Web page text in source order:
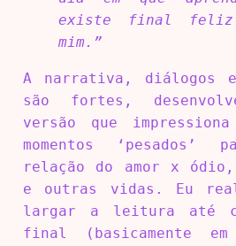
existe final feliz.
mim.”
A narrativa, diálogos e
são fortes,
versão que impressiona
momentos ‘pesados’
relação do amor x
e outras vidas. Eu
largar a leitura até
final (basicamente